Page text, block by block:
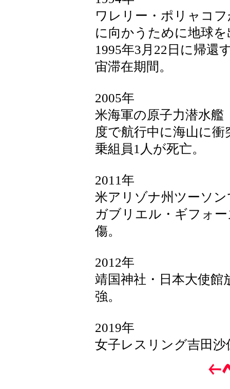
ワレリー・ポリャコ
に向かうために地球を
1995年3月22日に帰還
宙滞在期間。
2005年
米海軍の原子力潜水
度で航行中に海山に衝
乗組員1人が死亡。
2011年
米アリゾナ州ツーソ
ガブリエル・ギフォ
傷。
2012年
靖国神社・日本大使
強。
2019年
女子レスリング吉田